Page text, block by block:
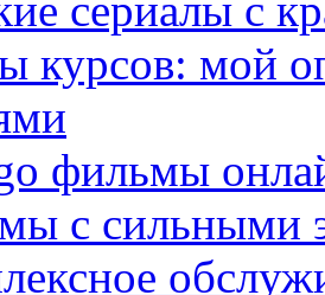
курсов: мой
фильмы
с сильными